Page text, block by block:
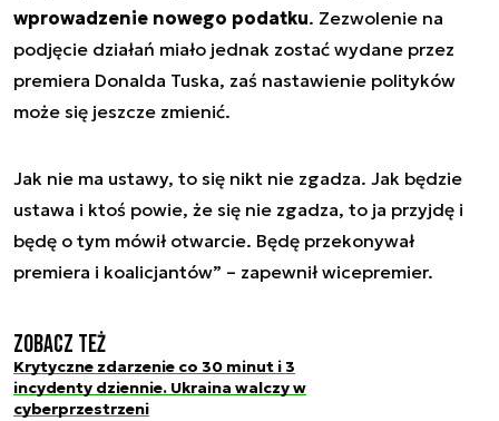
wprowadzenie nowego podatku. Zezwolenie na
podjęcie działań miało jednak zostać wydane przez
premiera Donalda Tuska, zaś nastawienie polityków
może się jeszcze zmienić.
Jak nie ma ustawy, to się nikt nie zgadza. Jak będzie
ustawa i ktoś powie, że się nie zgadza, to ja przyjdę i
będę o tym mówił otwarcie. Będę przekonywał
premiera i koalicjantów” – zapewnił wicepremier.
Zobacz też
Krytyczne zdarzenie co 30 minut i 3
incydenty dziennie. Ukraina walczy w
cyberprzestrzeni